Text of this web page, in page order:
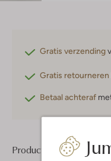
Gratis verzending
Gratis retourneren
Betaal achteraf
Product informatie